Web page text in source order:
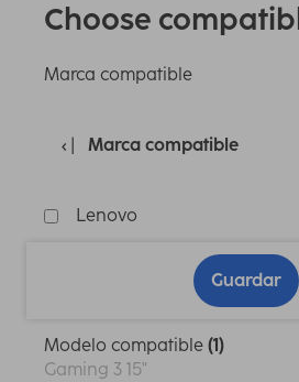
Choose
Marca compatible
Marca compatible
Lenovo
Guardar
Modelo compatible (1)
Gaming 3 15"